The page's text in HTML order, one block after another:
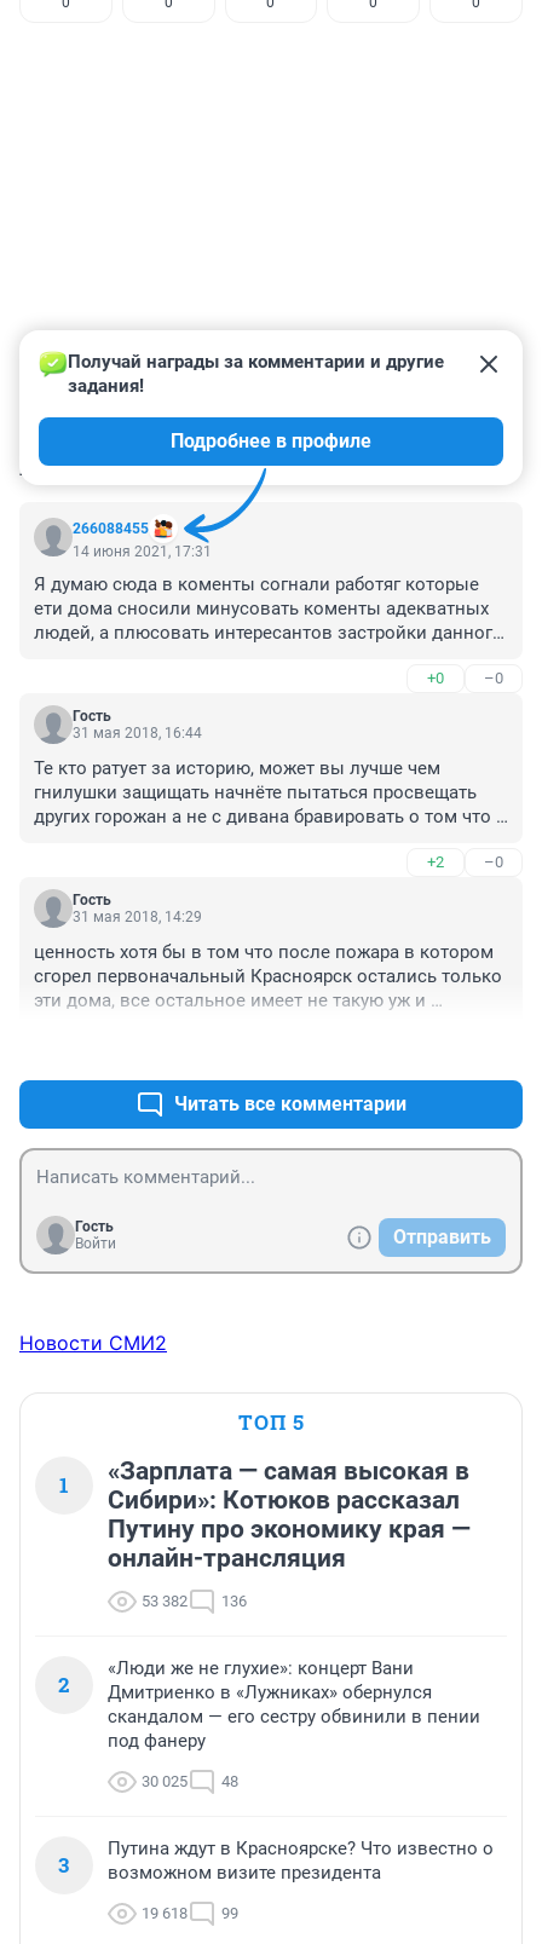
КОММЕНТАРИИ 36
266088455
Получай награды за комментарии и другие
задания!
Подробнее в профиле
14 июня 2021, 17:31
Я думаю сюда в коменты согнали работяг которые
ети дома сносили минусовать коменты адекватных
людей, а плюсовать интересантов застройки данного
+0 –0
Гость
31 мая 2018, 16:44
Те кто ратует за историю, может вы лучше чем
гнилушки защищать начнёте пытаться просвещать
других горожан а не с дивана бравировать о том что
листовки, ратуйте за перенос домов в исторический
квартал, реставрируйте их, делайте что-то полезное а
не просто возмущайтесь в комментариях.
не сараи охранять а требовать парковки, ходить на
слушанья и отстаивать плотность застройки чтобы
места под квартиры/машины было нормальное?
+2 –0
Гость
31 мая 2018, 14:29
ценность хотя бы в том что после пожара в котором
сгорел первоначальный Красноярск остались только
эти дома, все остальное имеет не такую уж и
Читать все комментарии
Гость
Войти
Отправить
Новости СМИ2
ТОП 5
1
«Зарплата — самая высокая в
Сибири»: Котюков рассказал
Путину про экономику края —
онлайн-трансляция
53 382 136
2
«Люди же не глухие»: концерт Вани
Дмитриенко в «Лужниках» обернулся
скандалом — его сестру обвинили в пении
под фанеру
30 025 48
3
Путина ждут в Красноярске? Что известно о
возможном визите президента
19 618 99